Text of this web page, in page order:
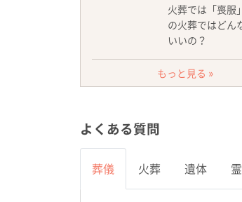
火葬では「喪服
の火葬ではどん
いいの？
もっと見る »
よくある質問
葬儀 火葬 遺体